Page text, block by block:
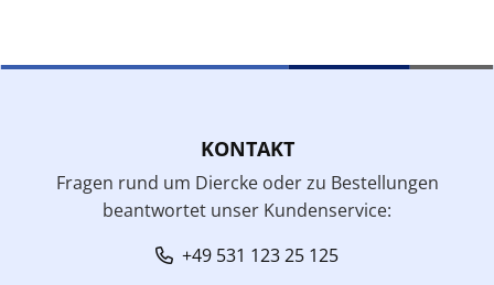
KONTAKT
Fragen rund um Diercke oder zu Bestellungen
beantwortet unser Kundenservice:
+49 531 123 25 125